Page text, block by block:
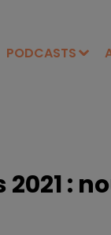
PODCASTS
2021 :